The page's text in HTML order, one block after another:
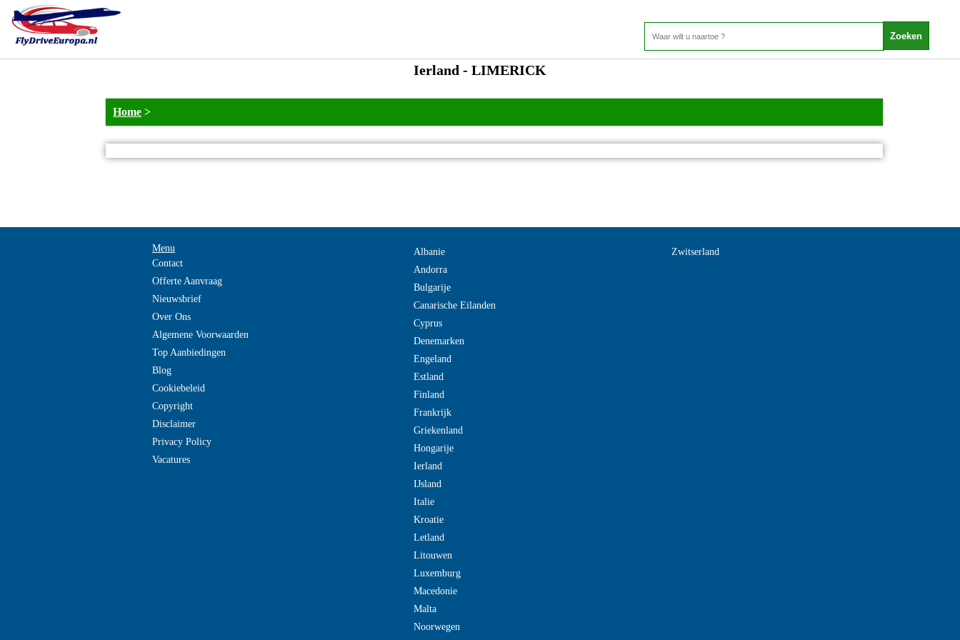
Ierland - LIMERICK
Home >
Menu
Contact
Offerte Aanvraag
Nieuwsbrief
Over Ons
Algemene Voorwaarden
Top Aanbiedingen
Blog
Cookiebeleid
Copyright
Disclaimer
Privacy Policy
Vacatures
Albanie
Andorra
Bulgarije
Canarische Eilanden
Cyprus
Denemarken
Engeland
Estland
Finland
Frankrijk
Griekenland
Hongarije
Ierland
IJsland
Italie
Kroatie
Letland
Litouwen
Luxemburg
Macedonie
Malta
Noorwegen
Zwitserland